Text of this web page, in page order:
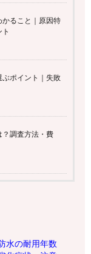
ること｜原因特
ポイント｜失敗
調査方法・費
水の耐用年数